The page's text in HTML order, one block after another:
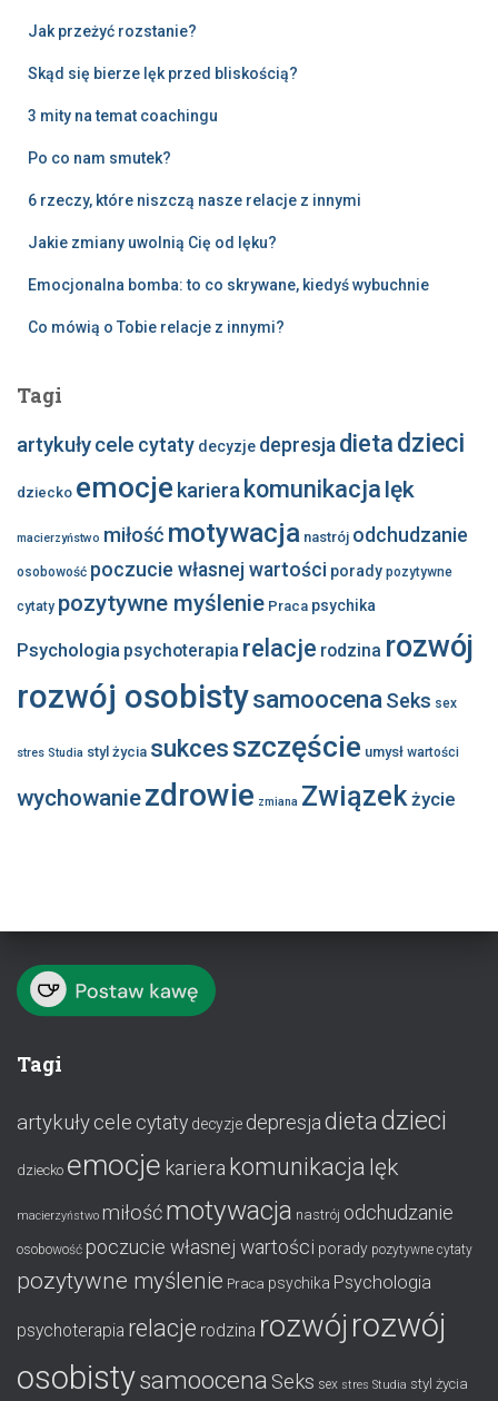
Jak przeżyć rozstanie?
Skąd się bierze lęk przed bliskością?
3 mity na temat coachingu
Po co nam smutek?
6 rzeczy, które niszczą nasze relacje z innymi
Jakie zmiany uwolnią Cię od lęku?
Emocjonalna bomba: to co skrywane, kiedyś wybuchnie
Co mówią o Tobie relacje z innymi?
Tagi
artykułycele cytaty decyzje depresja dieta dzieci
dziecko emocje kariera komunikacja lęk
macierzyństwo miłość motywacja nastrój odchudzanie
osobowość poczucie własnej wartości porady pozytywne
cytaty pozytywne myślenie Praca psychika
Psychologia psychoterapia relacje rodzina rozwój
rozwój osobistysamoocenaSeks sex
stres Studia styl życia sukcesszczęście umysł wartości
wychowaniezdrowie zmiana Związekżycie
Tagi
artykułycele cytaty decyzje depresja dietadzieci
dziecko emocje kariera komunikacja lęk
macierzyństwo miłośćmotywacja nastrój odchudzanie
osobowość poczucie własnej wartości porady pozytywne cytaty
pozytywne myślenie Praca psychika Psychologia
psychoterapia relacje rodzina rozwój rozwój
osobistysamoocena Seks sex stres Studia styl życia